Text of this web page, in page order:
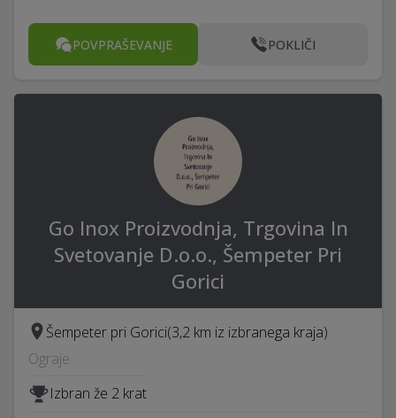
POVPRAŠEVANJE POKLIČI
Go Inox Proizvodnja, Trgovina In
Svetovanje D.o.o., Šempeter Pri
Gorici
Šempeter pri Gorici(3,2 km iz izbranega kraja)
Ograje
Izbran že 2 krat